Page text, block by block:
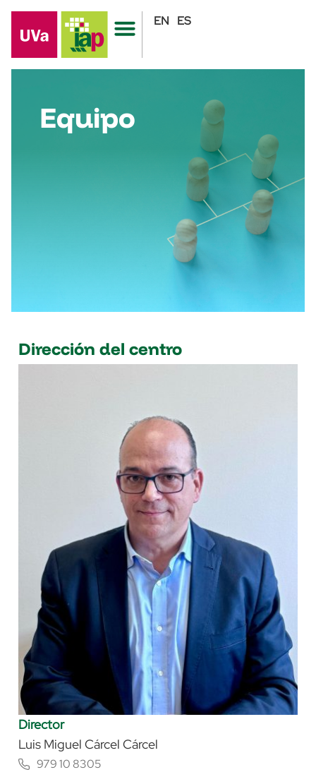
EN ES
Equipo
Dirección del centro
Director
Luis Miguel Cárcel Cárcel
979 10 8305